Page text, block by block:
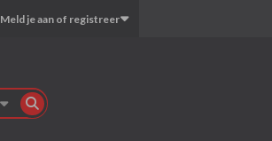
Meld je aan of registreer